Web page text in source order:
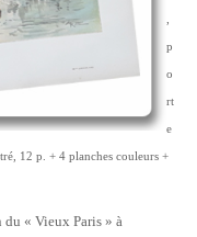
p
o
rt
e
12 p. + 4 planches couleurs +
« Vieux Paris » à